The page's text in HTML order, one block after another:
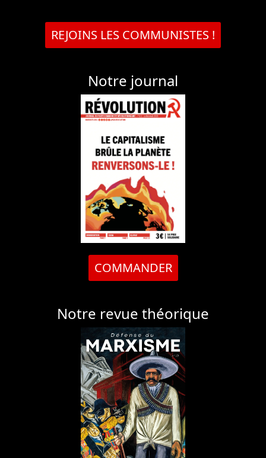
REJOINS LES COMMUNISTES !
Notre journal
COMMANDER
Notre revue théorique